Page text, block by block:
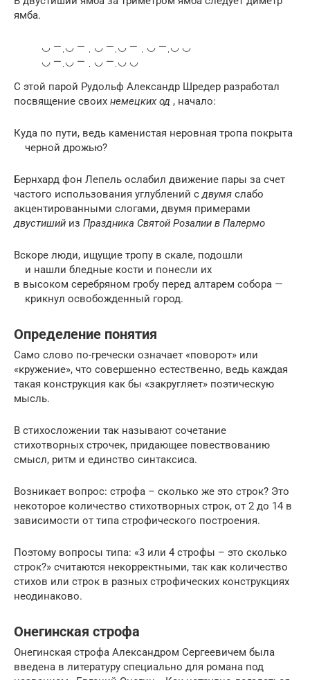
ямба.
◡ —ˌ◡ — ˌ ◡ —ˌ◡ — ˌ ◡ —ˌ◡ ◡
◡ —ˌ◡ — ˌ ◡ —ˌ◡ ◡
С этой парой Рудольф Александр Шредер разработал
посвящение своих немецких од , начало:
Куда по пути, ведь каменистая неровная тропа покрыта
черной дрожью?
Бернхард фон Лепель ослабил движение пары за счет
частого использования углублений сдвумя слабо
акцентированными слогами, двумя примерами
двустиший из Праздника Святой Розалии в Палермо
Вскоре люди, ищущие тропу в скале, подошли
и нашли бледные кости и понесли их
в высоком серебряном гробу перед алтарем собора —
крикнул освобожденный город.
Определение понятия
Само слово по-гречески означает «поворот» или
«кружение», что совершенно естественно, ведь каждая
такая конструкция как бы «закругляет» поэтическую
мысль.
В стихосложении так называют сочетание
стихотворных строчек, придающее повествованию
смысл, ритм и единство синтаксиса.
Возникает вопрос: строфа – сколько же это строк? Это
некоторое количество стихотворных строк, от 2 до 14 в
зависимости от типа строфического построения.
Поэтому вопросы типа: «3 или 4 строфы – это сколько
строк?» считаются некорректными, так как количество
стихов или строк в разных строфических конструкциях
неодинаково.
Онегинская строфа
Онегинская строфа Александром Сергеевичем была
введена в литературу специально для романа под